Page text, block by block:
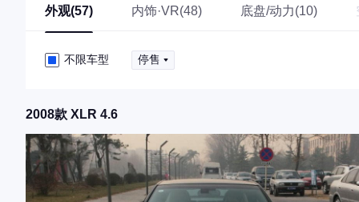
外观(57) 内饰·VR(48) 底盘/动力(10)
不限车型 停售
2008款 XLR 4.6